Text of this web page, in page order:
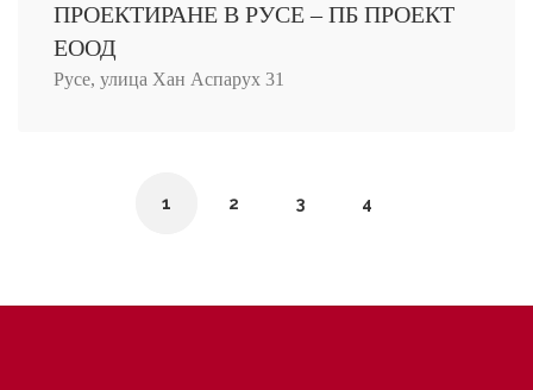
ПРОЕКТИРАНЕ В РУСЕ – ПБ ПРОЕКТ
ЕООД
Русе, улица Хан Аспарух 31
1 2 3 4